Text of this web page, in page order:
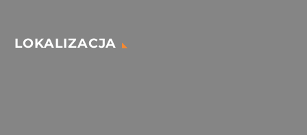
LOKALIZACJA